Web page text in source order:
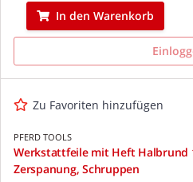
In den Warenkorb
Zu Favoriten hinzufügen
PFERD TOOLS
Werkstattfeile mit Heft Halbrund
Zerspanung, Schruppen